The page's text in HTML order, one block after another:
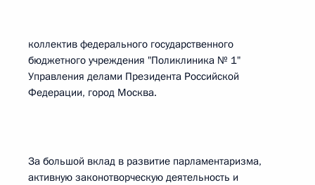
коллектив федерального государственного
бюджетного учреждения "Поликлиника № 1"
Управления делами Президента Российской
Федерации, город Москва.
За большой вклад в развитие парламентаризма,
активную законотворческую деятельность и